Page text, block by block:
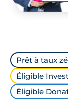
Prêt à taux
Éligible
Éligible